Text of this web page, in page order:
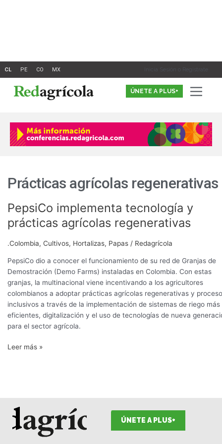
Inicia Sesión o Registrate
ÚNETE A PLUS+
Prácticas agrícolas regenerativas
PepsiCo implementa tecnología y
prácticas agrícolas regenerativas
.Colombia, Cultivos, Hortalizas, Papas / Redagrícola
PepsiCo dio a conocer el funcionamiento de su red de Granjas de
Demostración (Demo Farms) instaladas en Colombia. Con estas
granjas, la multinacional viene incentivando a los agricultores
colombianos a adoptar prácticas agrícolas regenerativas y
inclusivos a través de la implementación de sistemas de riego más
eficientes, digitalización y el uso de tecnologías de nueva
para el sector agrícola.
PepsiCo
implementa
tecnología
agrícolas
regenerativas
Leer más »
ÚNETE A PLUS+